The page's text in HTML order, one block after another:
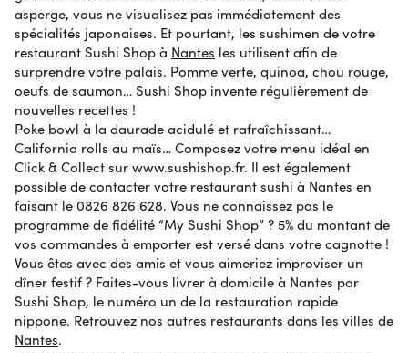
Pierre V. le 28 octobre 2023 AVIS VÉRIFIÉ
Des produits de qualités.
Sophie K. le 24 octobre 2023 AVIS VÉRIFIÉ
Le produit était déjà disponible. Frais et délicieux !
AVIS SOUMIS À UN CONTRÔLE
Afficher l'attestation de confiance
asperge, vous ne visualisez pas immédiatement des
spécialités japonaises. Et pourtant, les sushimen de votre
restaurant Sushi Shop à Nantes les utilisent afin de
surprendre votre palais. Pomme verte, quinoa, chou rouge,
oeufs de saumon… Sushi Shop invente régulièrement de
nouvelles recettes !
Poke bowl à la daurade acidulé et rafraîchissant…
California rolls au maïs… Composez votre menu idéal en
Click & Collect sur www.sushishop.fr. Il est également
possible de contacter votre restaurant sushi à Nantes en
faisant le 0826 826 628. Vous ne connaissez pas le
programme de fidélité “My Sushi Shop” ? 5% du montant de
vos commandes à emporter est versé dans votre cagnotte !
Vous êtes avec des amis et vous aimeriez improviser un
dîner festif ? Faites-vous livrer à domicile à Nantes par
Sushi Shop, le numéro un de la restauration rapide
nippone. Retrouvez nos autres restaurants dans les villes de
Nantes.